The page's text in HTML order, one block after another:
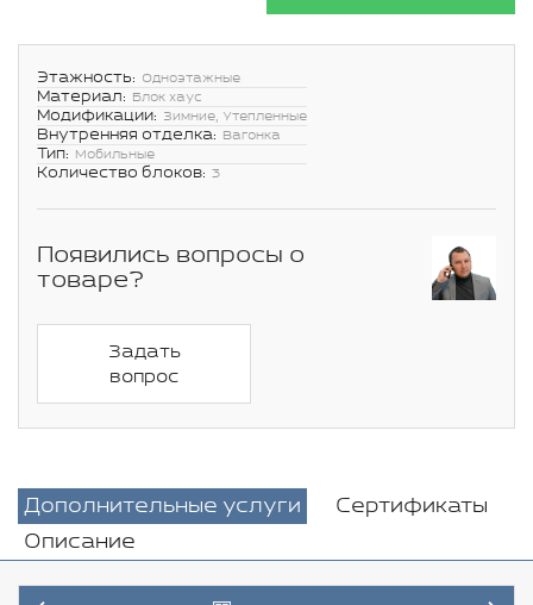
Этажность: Одноэтажные
Материал: Блок хаус
Модификации: Зимние, Утепленные
Внутренняя отделка: Вагонка
Тип: Мобильные
Количество блоков: 3
Появились вопросы о
товаре?
Задать
вопрос
Дополнительные услуги
Сертификаты
Описание